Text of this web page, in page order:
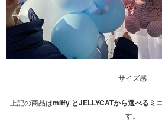
サイズ感
上記の商品はmiffy とJELLYCATから選べるミ
す。